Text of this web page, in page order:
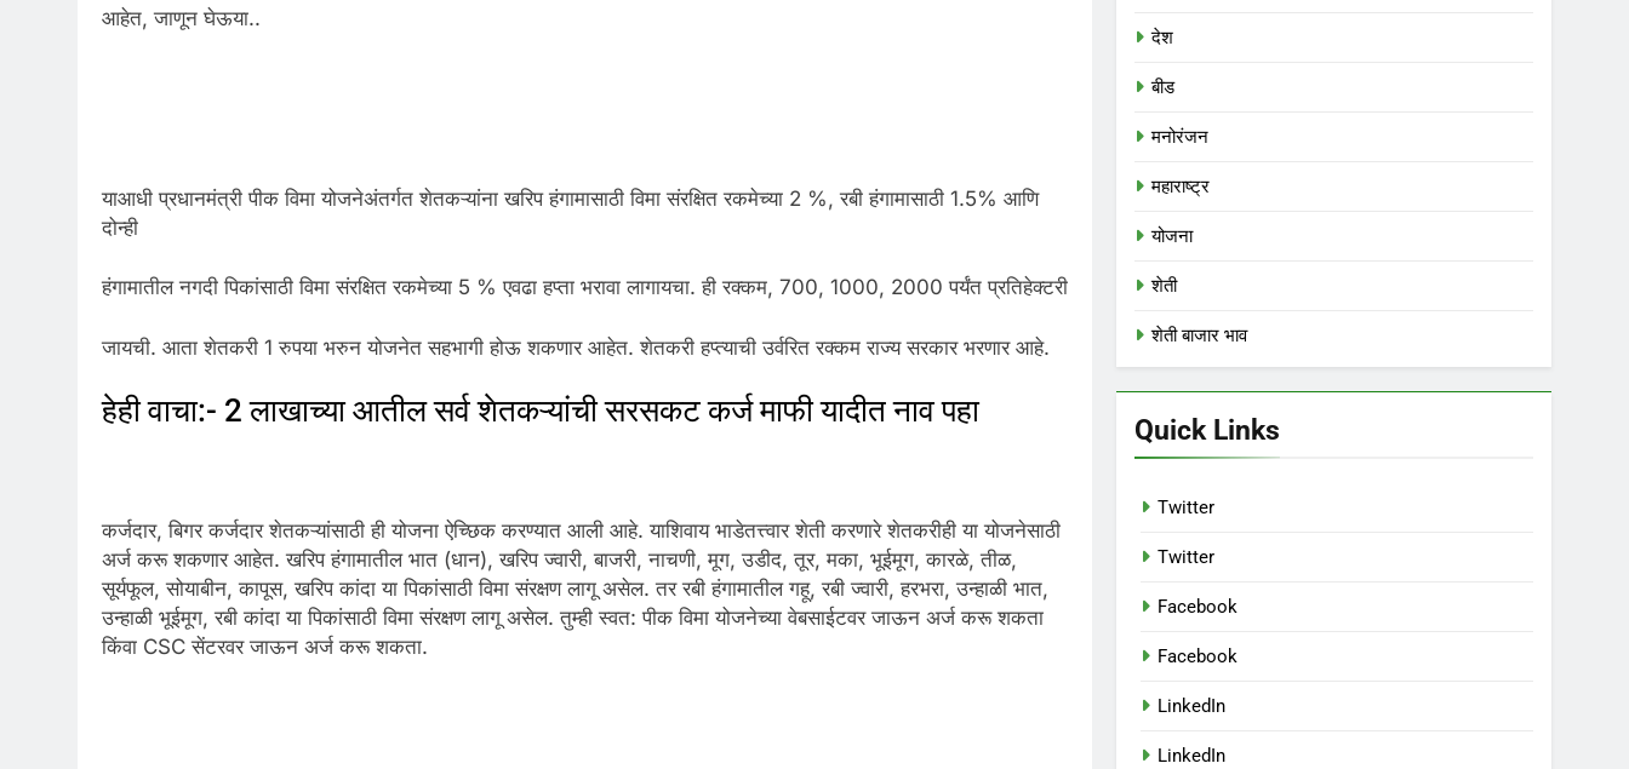
आहेत, जाणून घेऊया..
याआधी प्रधानमंत्री पीक विमा योजनेअंतर्गत शेतकऱ्यांना खरिप हंगामासाठी विमा संरक्षित रकमेच्या 2 %, रबी हंगामासाठी 1.5% आणि
दोन्ही
हंगामातील नगदी पिकांसाठी विमा संरक्षित रकमेच्या 5 % एवढा हप्ता भरावा लागायचा. ही रक्कम, 700, 1000, 2000 पर्यंत प्रतिहेक्टरी
जायची. आता शेतकरी 1 रुपया भरुन योजनेत सहभागी होऊ शकणार आहेत. शेतकरी हप्त्याची उर्वरित रक्कम राज्य सरकार भरणार आहे.
हेही वाचा:- 2 लाखाच्या आतील सर्व शेतकऱ्यांची सरसकट कर्ज माफी यादीत नाव पहा
कर्जदार, बिगर कर्जदार शेतकऱ्यांसाठी ही योजना ऐच्छिक करण्यात आली आहे. याशिवाय भाडेतत्त्वार शेती करणारे शेतकरीही या योजनेसाठी
अर्ज करू शकणार आहेत. खरिप हंगामातील भात (धान), खरिप ज्वारी, बाजरी, नाचणी, मूग, उडीद, तूर, मका, भूईमूग, कारळे, तीळ,
सूर्यफूल, सोयाबीन, कापूस, खरिप कांदा या पिकांसाठी विमा संरक्षण लागू असेल. तर रबी हंगामातील गहू, रबी ज्वारी, हरभरा, उन्हाळी भात,
उन्हाळी भूईमूग, रबी कांदा या पिकांसाठी विमा संरक्षण लागू असेल. तुम्ही स्वत: पीक विमा योजनेच्या वेबसाईटवर जाऊन अर्ज करू शकता
किंवा CSC सेंटरवर जाऊन अर्ज करू शकता.
देश
बीड
मनोरंजन
महाराष्ट्र
योजना
शेती
शेती बाजार भाव
Quick Links
Twitter
Twitter
Facebook
Facebook
LinkedIn
LinkedIn